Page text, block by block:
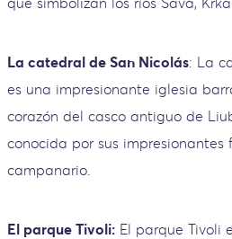
La catedral de San Nicolás: La
es una impresionante iglesia
corazón del casco antiguo de
conocida por sus impresionantes
campanario.
El parque Tivoli: El parque Tivoli